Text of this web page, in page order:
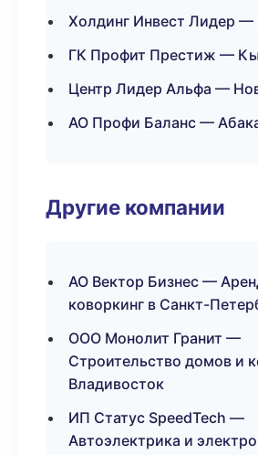
Холдинг Инвест Лидер
ГК Профит Престиж —
Центр Лидер Альфа —
АО Профи Баланс —
Другие компании
АО Вектор Бизнес —
коворкинг в Санкт-
ООО Монолит Гранит —
Строительство домов и
Владивосток
ИП Статус SpeedTech —
Автоэлектрика и